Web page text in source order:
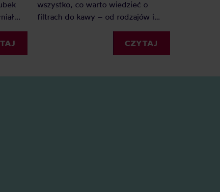
po
wszystko, co warto wiedzieć o
filtrach do kawy – od rodzajów i
rozmiarów, po praktyczne
wskazówki, jak z nich korzystać.
CZYTAJ